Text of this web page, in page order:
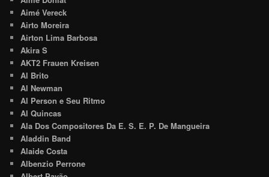
Aimé Vereck
Airto Moreira
Airton Lima Barbosa
Akira S
AKT2 Frauen Kreisen
Al Brito
Al Newman
Al Person e Seu Ritmo
Al Quincas
Ala Dos Compositores Da E. S. E. P. De Mangueira
Aladdin Band
Alaide Costa
Albenzio Perrone